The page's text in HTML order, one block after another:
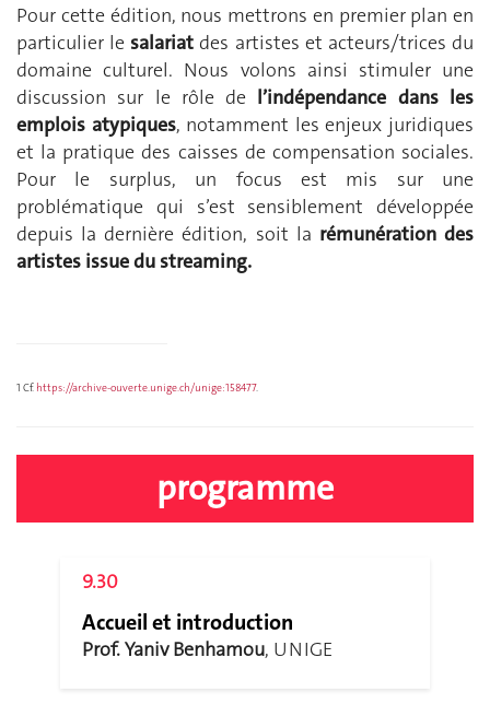
Pour cette édition, nous mettrons en premier plan en
particulier le salariat des artistes et acteurs/trices du
domaine culturel. Nous volons ainsi stimuler une
discussion sur le rôle de l’indépendance dans les
emplois atypiques, notamment les enjeux juridiques
et la pratique des caisses de compensation sociales.
Pour le surplus, un focus est mis sur une
problématique qui s’est sensiblement développée
depuis la dernière édition, soit la rémunération des
artistes issue du streaming.
1 Cf. https://archive-ouverte.unige.ch/unige:158477.
programme
9.30
Accueil et introduction
Prof. Yaniv Benhamou, UNIGE